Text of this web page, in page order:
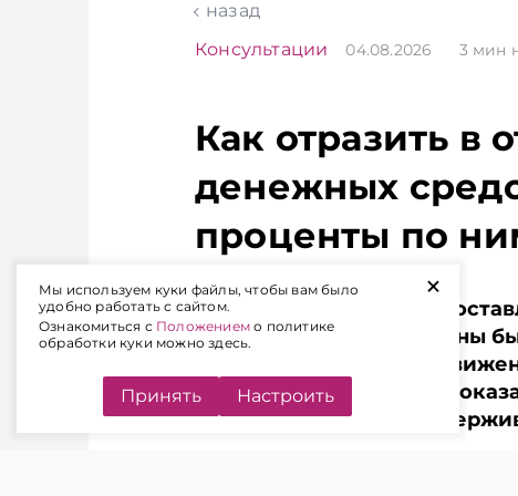
чем в новостях
TelegramViber
Беларуси —
назад
Консультации
04.08.2026 3 мин
Как отразить в
денежных
проценты по
Если организация
уплата процентов должны
учете, но и в отчете о
каким строкам отчета
процентов, если они
+
Мы используем куки файлы, чтобы вам было
удобно работать с сайтом.
Ознакомиться с Положением о политике
обработки куки можно здесь.
Принять Настроить